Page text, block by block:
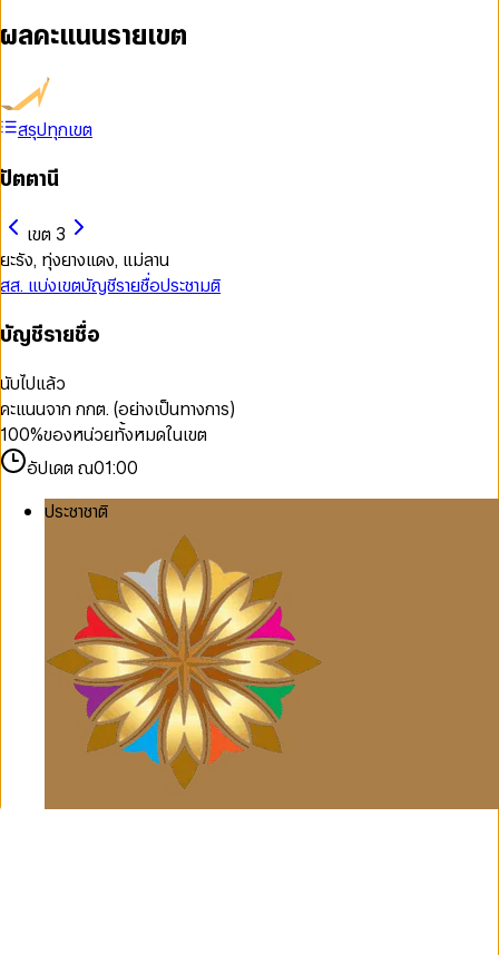
ผลคะแนนรายเขต
สรุปทุกเขต
ปัตตานี
เขต 3
ยะรัง, ทุ่งยางแดง, แม่ลาน
สส. แบ่งเขตบัญชีรายชื่อประชามติ
บัญชีรายชื่อ
นับไปแล้ว
คะแนนจาก กกต. (อย่างเป็นทางการ)
100%ของหน่วยทั้งหมดในเขต
อัปเดต ณ01:00
ประชาชาติ